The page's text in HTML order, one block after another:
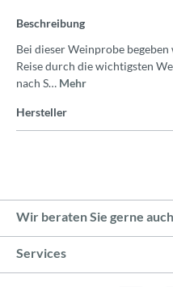
Beschreibung
Bei dieser Weinprobe
Reise durch die wichtigsten
nach S… Mehr
Hersteller
Wir beraten Sie gerne
Services